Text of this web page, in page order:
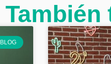
También
BLOG